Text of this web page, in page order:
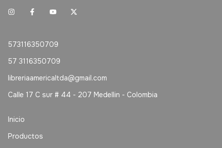
573116350709
57 3116350709
libreriaamericaltda@gmail.com
Calle 17 C sur # 44 - 207 Medellin - Colombia
Inicio
Productos